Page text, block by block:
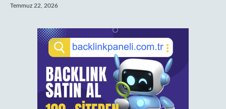
Temmuz 22, 2026